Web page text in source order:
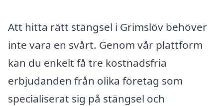
Att hitta rätt stängsel i Grimslöv behöver
inte vara en svårt. Genom vår plattform
kan du enkelt få tre kostnadsfria
erbjudanden från olika företag som
specialiserat sig på stängsel och